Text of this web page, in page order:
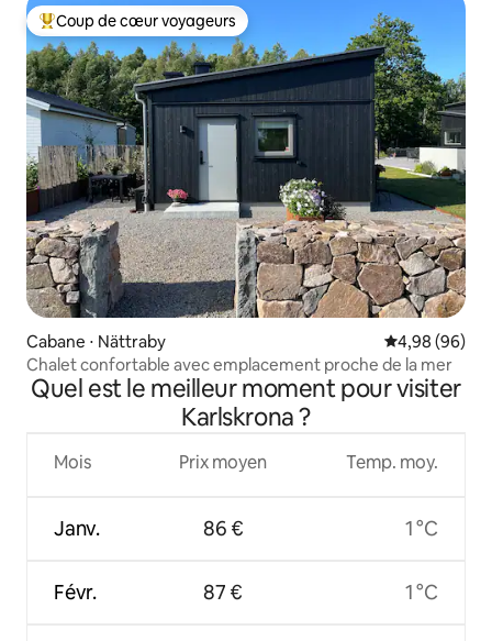
Coups de cœur voyageurs les plus appréciés
Coup de cœur voyageurs
Cabane ⋅ Nättraby Évaluation
4,98 (96)
Chalet confortable avec emplacement proche de la mer
Quel est le meilleur moment pour visiter
Karlskrona ?
Mois
Janv.
Févr.
Prix moyen
86 €
87 €
Temp. moy.
1 °C
1 °C